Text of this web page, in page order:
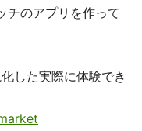
チのアプリを作って
した実際に体験でき